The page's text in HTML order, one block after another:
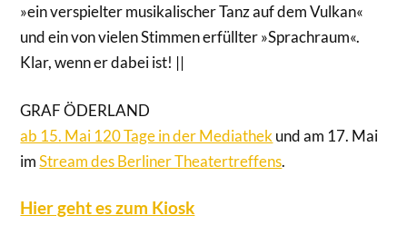
»ein verspielter musikalischer Tanz auf dem Vulkan«
und ein von vielen Stimmen erfüllter »Sprachraum«.
Klar, wenn er dabei ist! ||
GRAF ÖDERLAND
ab 15. Mai 120 Tage in der Mediathekund am 17. Mai
imStream des Berliner Theatertreffens.
Hier geht es zum Kiosk